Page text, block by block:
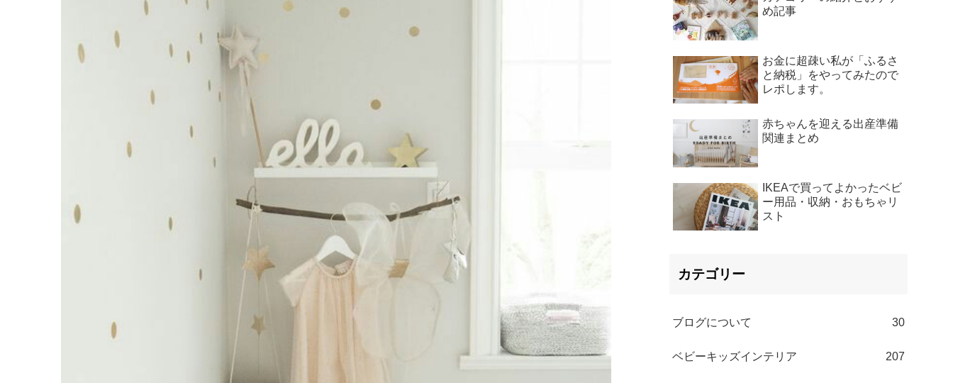
め記事
お金に超疎い私が「ふるさ
と納税」をやってみたので
レポします。
赤ちゃんを迎える出産準備
関連まとめ
IKEAで買ってよかったベビ
ー用品・収納・おもちゃリ
スト
カテゴリー
ブログについて 30
ベビーキッズインテリア 207